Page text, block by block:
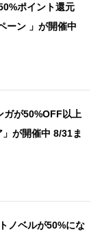
ポイント還元
ーン 」が開催中
ガが50%OFF以上
が開催中 8/31ま
ノベルが50%にな